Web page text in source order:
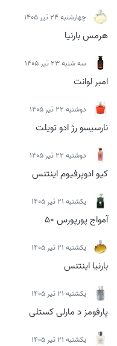
چهارشنبه 24 تیر 1405
هرمس بارنیا
سه شنبه 23 تیر 1405
امبر لوانت
دوشنبه 22 تیر 1405
نارسیسو رژ ادو تویلت
دوشنبه 22 تیر 1405
کیو ادوپرفیوم اینتنس
يكشنبه 21 تیر 1405
آمواج پورپورس 50
يكشنبه 21 تیر 1405
بارنیا اینتنس
يكشنبه 21 تیر 1405
پارفومز د مارلی کستلی
يكشنبه 21 تیر 1405